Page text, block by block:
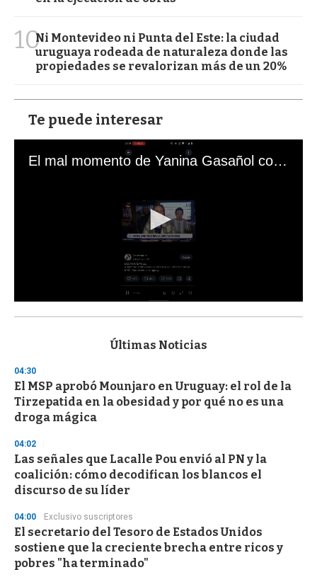
10Ni Montevideo ni Punta del Este: la ciudad
uruguaya rodeada de naturaleza donde las
propiedades se revalorizan más de un 20%
Te puede interesar
El mal momento de Yanina Gasañol con un hincha argentino en "Subrayado"
s
d
s
o
f
3
s
e
c
o
n
Últimas Noticias
04:30
El MSP aprobó Mounjaro en Uruguay: el rol de la
Tirzepatida en la obesidad y por qué no es una
droga mágica
04:02
Las señales que Lacalle Pou envió al PN y la
coalición: cómo decodifican los blancos el
discurso de su líder
04:00 Exclusivo suscriptores
El secretario del Tesoro de Estados Unidos
sostiene que la creciente brecha entre ricos y
pobres "ha terminado"